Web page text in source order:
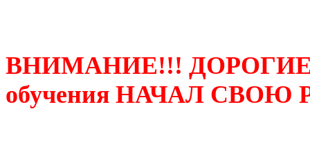
ВНИМАНИЕ!!!
обучения НАЧАЛ СВОЮ